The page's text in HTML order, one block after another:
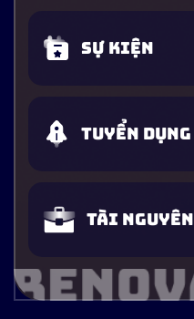
Sự kiện
Tuyển dụng
Tài nguyên